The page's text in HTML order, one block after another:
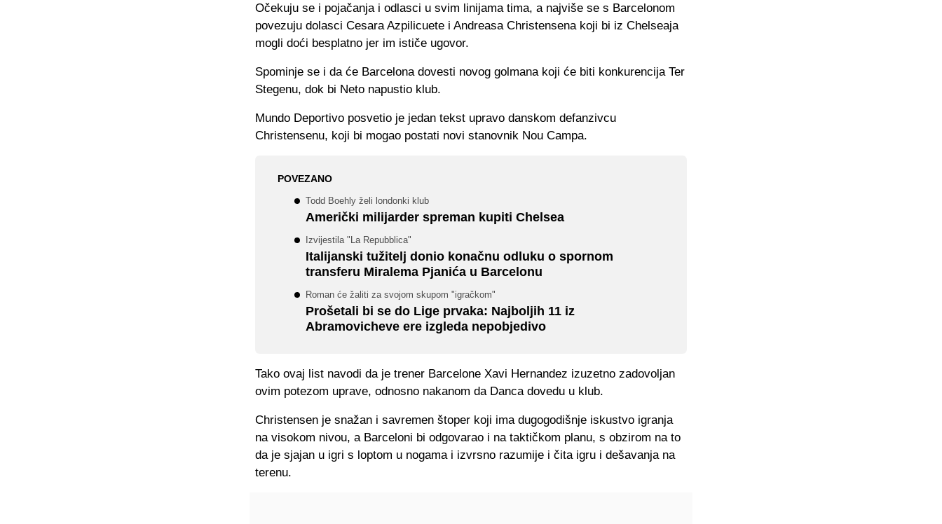
Očekuju se i pojačanja i odlasci u svim linijama tima, a najviše se s Barcelonom
povezuju dolasci Cesara Azpilicuete i Andreasa Christensena koji bi iz Chelseaja
mogli doći besplatno jer im ističe ugovor.
Spominje se i da će Barcelona dovesti novog golmana koji će biti konkurencija Ter
Stegenu, dok bi Neto napustio klub.
Mundo Deportivo posvetio je jedan tekst upravo danskom defanzivcu
Christensenu, koji bi mogao postati novi stanovnik Nou Campa.
POVEZANO
Todd Boehly želi londonki klub
Američki milijarder spreman kupiti Chelsea
Izvijestila "La Repubblica"
Italijanski tužitelj donio konačnu odluku o spornom
transferu Miralema Pjanića u Barcelonu
Roman će žaliti za svojom skupom "igračkom"
Prošetali bi se do Lige prvaka: Najboljih 11 iz
Abramovicheve ere izgleda nepobjedivo
Tako ovaj list navodi da je trener Barcelone Xavi Hernandez izuzetno zadovoljan
ovim potezom uprave, odnosno nakanom da Danca dovedu u klub.
Christensen je snažan i savremen štoper koji ima dugogodišnje iskustvo igranja
na visokom nivou, a Barceloni bi odgovarao i na taktičkom planu, s obzirom na to
da je sjajan u igri s loptom u nogama i izvrsno razumije i čita igru i dešavanja na
terenu.